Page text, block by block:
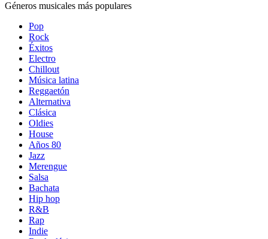
Géneros musicales más populares
Pop
Rock
Éxitos
Electro
Chillout
Música latina
Reggaetón
Alternativa
Clásica
Oldies
House
Años 80
Jazz
Merengue
Salsa
Bachata
Hip hop
R&B
Rap
Indie